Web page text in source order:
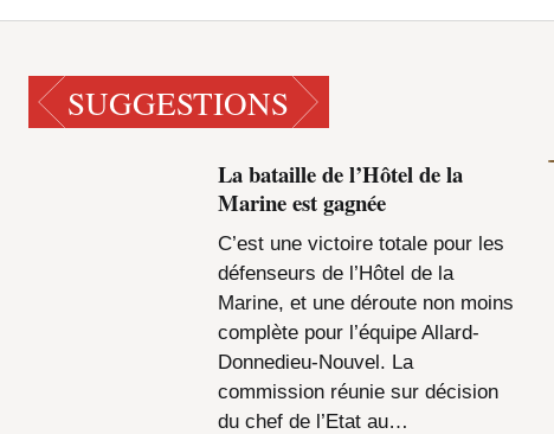
SUGGESTIONS
La bataille de l’Hôtel de la
Marine est gagnée
C’est une victoire totale pour les
défenseurs de l’Hôtel de la
Marine, et une déroute non moins
complète pour l’équipe Allard-
Donnedieu-Nouvel. La
commission réunie sur décision
du chef de l’Etat au…